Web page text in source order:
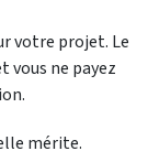
votre projet. Le
vous ne payez
mérite.